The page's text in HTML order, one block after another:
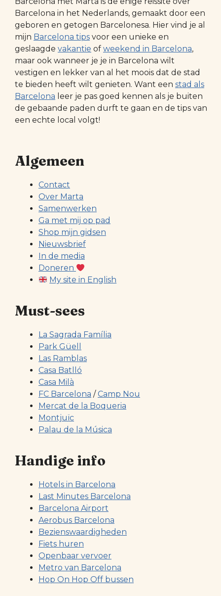
Barcelona in het Nederlands, gemaakt door een
geboren en getogen Barcelonesa. Hier vind je al
mijn Barcelona tips voor een unieke en
geslaagde vakantie of weekend in Barcelona,
maar ook wanneer je je in Barcelona wilt
vestigen en lekker van al het moois dat de stad
te bieden heeft wilt genieten. Want een stad als
Barcelona leer je pas goed kennen als je buiten
de gebaande paden durft te gaan en de tips van
een echte local volgt!
Algemeen
Contact
Over Marta
Samenwerken
Ga met mij op pad
Shop mijn gidsen
Nieuwsbrief
In de media
Doneren
My site in English
Must-sees
La Sagrada Família
Park Güell
Las Ramblas
Casa Batlló
Casa Milà
FC Barcelona /Camp Nou
Mercat de la Boqueria
Montjuïc
Palau de la Música
Handige info
Hotels in Barcelona
Last Minutes Barcelona
Barcelona Airport
Aerobus Barcelona
Bezienswaardigheden
Fiets huren
Openbaar vervoer
Metro van Barcelona
Hop On Hop Off bussen